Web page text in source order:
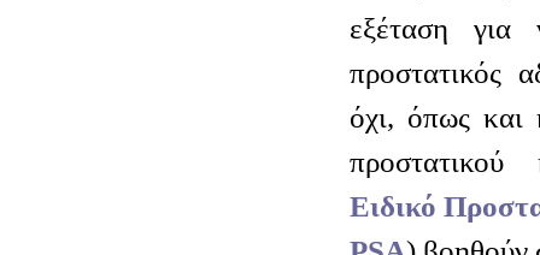
εξέταση για
προστατικός
όχι, όπως και
Ειδικό